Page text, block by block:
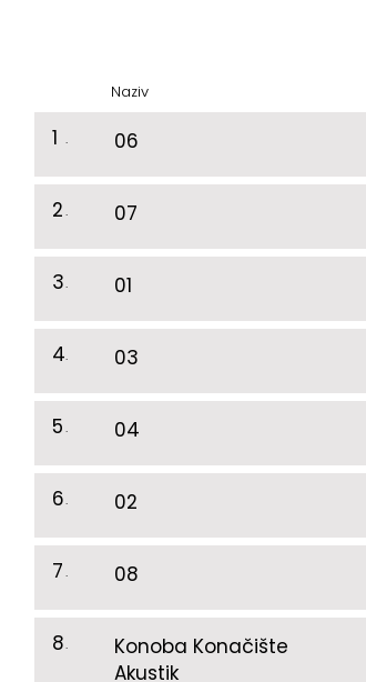
Naziv
1 . 06
2. 07
3. 01
4. 03
5. 04
6. 02
7. 08
8.
Konoba Konačište
Akustik